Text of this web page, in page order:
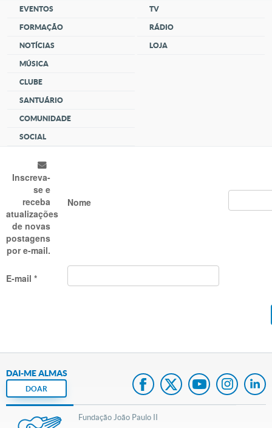
EVENTOS
FORMAÇÃO
NOTÍCIAS
MÚSICA
CLUBE
SANTUÁRIO
COMUNIDADE
SOCIAL
TV
RÁDIO
LOJA
Inscreva-
se e
receba
atualizações
de novas
postagens
por e-mail.
Nome
E-mail *
DAI-ME ALMAS
DOAR
Fundação João Paulo II